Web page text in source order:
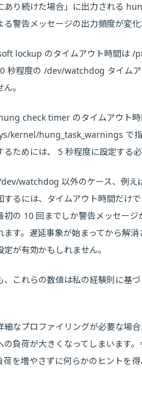
あり続けた場合」に出力される
る警告メッセージの出力頻度が変
lockup のタイムアウト時間は /
秒程度の /dev/watchdog タイム
。
check timer のタイムアウト
kernel/hung_task_warnings で指
るためには、 5 秒程度に設定する
watchdog 以外のケース、例
するには、タイムアウト時間だけ
初の 10 回までしか警告メッセー
ます。遅延事象が始まってから解
定が有効かもしれません。
、これらの数値は私の経験則に基
細なプロファイリングが必要な場
の負荷が大きくなってしまいます
荷を増やさずに何らかのヒントを